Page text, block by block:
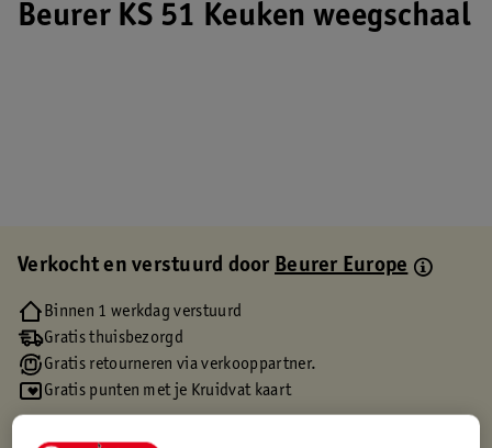
Beurer KS 51 Keuken weegschaal
Verkocht en verstuurd doorBeurer Europe
Binnen 1 werkdag verstuurd
Gratis thuisbezorgd
Gratis retourneren via verkooppartner.
Gratis punten met je Kruidvat kaart